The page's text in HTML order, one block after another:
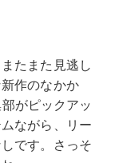
たまた見逃し
作のなかか
がピックアッ
ながら、リー
です。さっそ